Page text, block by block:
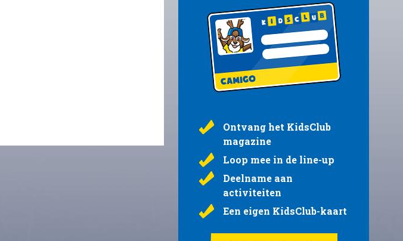
Ontvang het KidsClub
magazine
Loop mee in de line-up
Deelname aan
activiteiten
Een eigen KidsClub-kaart